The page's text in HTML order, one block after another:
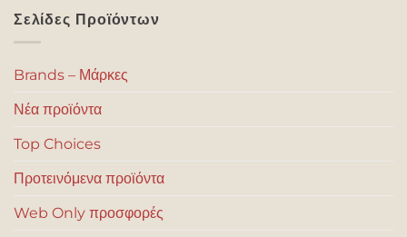
Σελίδες Προϊόντων
Brands – Μάρκες
Νέα προϊόντα
Top Choices
Προτεινόμενα προϊόντα
Web Only προσφορές